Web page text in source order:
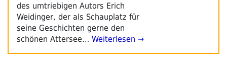
des umtriebigen Autors Erich
Weidinger, der als Schauplatz für
seine Geschichten gerne den
schönen Attersee… Weiterlesen →